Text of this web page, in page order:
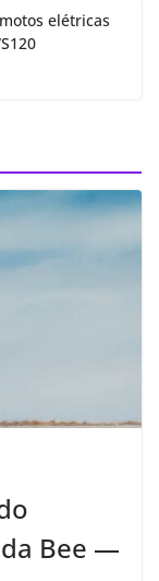
elétricas
Bee —